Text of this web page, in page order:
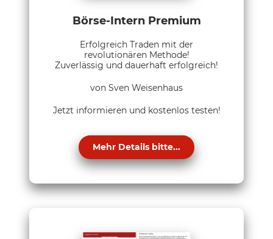
Börse-Intern Premium
Erfolgreich Traden mit der
revolutionären Methode!
Zuverlässig und dauerhaft erfolgreich!
von Sven Weisenhaus
Jetzt informieren und kostenlos testen!
Mehr Details bitte...